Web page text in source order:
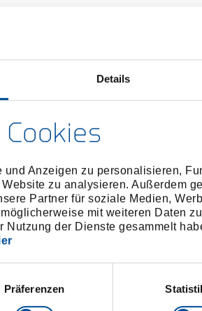
Details
Anzeigen zu personalisieren,
zu analysieren. Außerdem
Partner für soziale Medien,
mit weiteren Daten
Nutzung der Dienste gesammelt
Präferenzen